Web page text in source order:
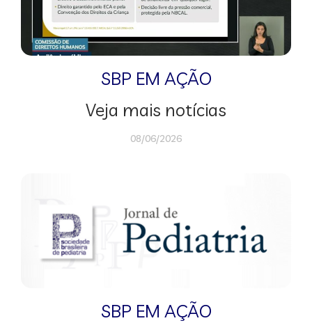
SBP EM AÇÃO
Veja mais notícias
08/06/2026
SBP EM AÇÃO